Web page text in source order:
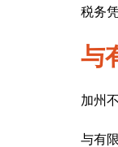
税务
与
加州
与有